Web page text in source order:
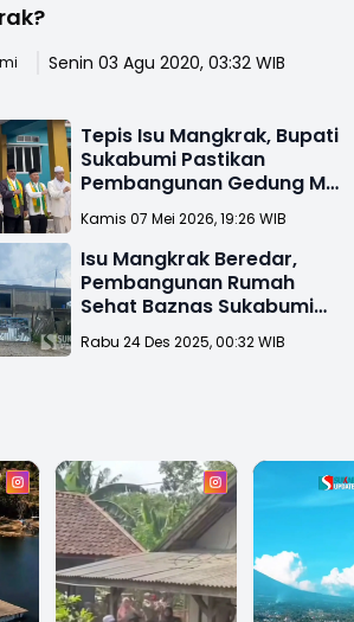
Senin 03 Agu 2020, 03:32 WIB
Tepis Isu Mangkrak, Bupati
Sukabumi Pastikan
Pembangunan Gedung MUI
Hampir Rampung
Kamis 07 Mei 2026, 19:26 WIB
Isu Mangkrak Beredar,
Pembangunan Rumah
Sehat Baznas Sukabumi
Tak Dilanjutkan?
Rabu 24 Des 2025, 00:32 WIB